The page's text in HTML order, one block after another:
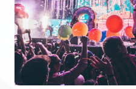
VIDEO
AUDIO
ARCHÍV VYDANÍ